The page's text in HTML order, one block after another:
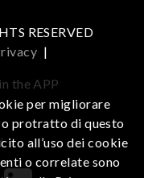
RESERVED
|
the APP
per migliorare
protratto di questo
all’uso dei cookie
o correlate sono